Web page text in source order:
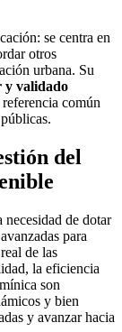
se centra en
otros
urbana. Su
y validado
común
del
necesidad de dotar
para
de las
la eficiencia
son
y bien
y avanzar hacia